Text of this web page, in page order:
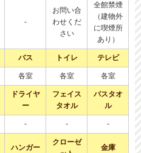
-
お問い合
わせくだ
さい
全館禁煙
（建物外
に喫煙所
あり）
バス トイレ テレビ
各室 各室 各室
ドライヤ
ー
フェイス
タオル
バスタオ
ル
- - -
ハンガー
クローゼ
金庫